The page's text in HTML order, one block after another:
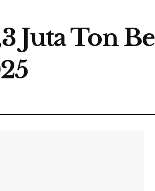
Juta Ton